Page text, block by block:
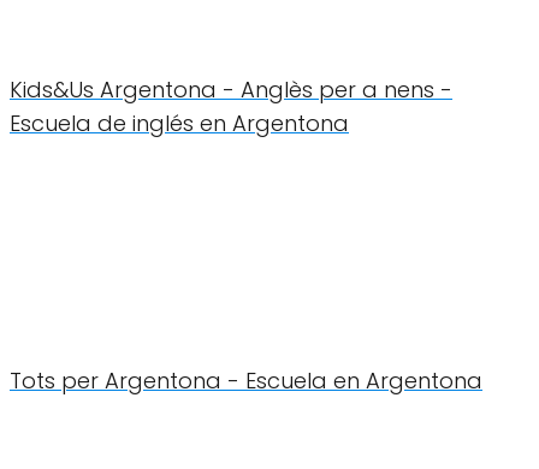
Kids&Us Argentona - Anglès per a nens -
Escuela de inglés en Argentona
Tots per Argentona - Escuela en Argentona